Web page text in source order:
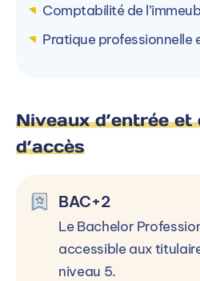
Comptabilité de
Pratique professionnelle
Niveaux d’entrée
d’accès
BAC+2
Le Bachelor
accessible aux
niveau 5.